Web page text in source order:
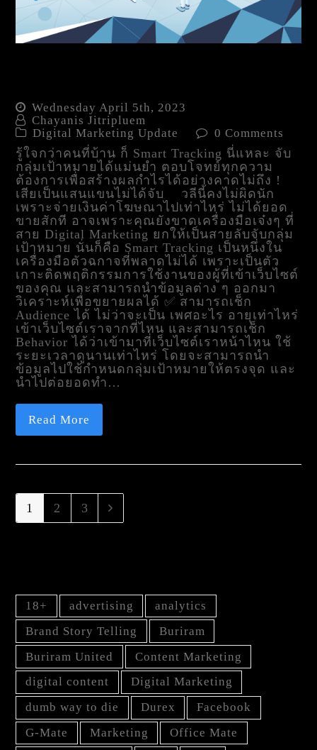
Wednesday April 5th, 2023
Chayanis Jitripluem
Digital Marketing Update
0 Comments
รู้ใจกว่าคนที่บ้าน ก็ Smart Tracking นี่แหละ จับ
กลุ่มเป้าหมายได้แม่นยำ ตอบโจทย์ทุกความ
ต้องการเพื่อสร้างผลกำไรได้อย่างคาดไม่ถึง !
เสียเป็นแสนแขนไม่ได้จับ วลีนี้คงไม่ผิดนัก
เพราะจ่ายเงินค่าโฆษณาไปเท่าไหร่ ไม่ได้ยอด
ขายสักที อาจเพราะคุณยังขาดเครื่องมือเจ๋งๆ ที่
สาย Digital Marketing ยกให้เป็นสายลับจับกลุ่ม
เป้าหมาย นั่นก็คือ Smart Tracking เป็นหนึ่งใน
เครื่องมือตัวฉกาจที่พลาดไม่ได้ เพราะเป็นตัว
เกาะติดพฤติกรรมการใช้งานของผู้ที่เข้าเว็บไซต์
ของคุณ และสามารถนำข้อมูลต่าง ๆ ออกมา
วิเคราะห์เพื่อขยายผลได้ ✅ สามารถเช็ก
Audience ได้ ไม่ว่าจะเป็น เพศอะไร อายุเท่าไหร่
เข้าเว็บไซต์เราจากที่ไหน และสามารถเช็ก
Behavior ได้ว่าเข้ามาที่เว็บไซต์เราหน้าไหน ใช้
ระยะเวลาดูนานเท่าไหร่ โดยจะสามารถนำ
ข้อมูลไปใช้กำหนดกลุ่มเป้าหมายให้ตรงจุด และ
นำไปต่อยอดทำ…
Read More
Page
1 Page
2 Page
3
18+ advertising
analytics
Brand Story Telling
Buriram
Buriram United
Content Marketing
digital content
Digital Marketing
dumb way to die
Durex
Facebook
G-Mate
Marketing
Office Mate